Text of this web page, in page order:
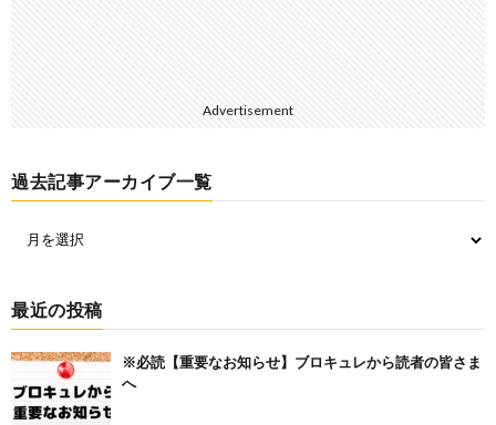
Advertisement
過去記事アーカイブ一覧
最近の投稿
※必読【重要なお知らせ】ブロキュレから読者の皆さま
へ